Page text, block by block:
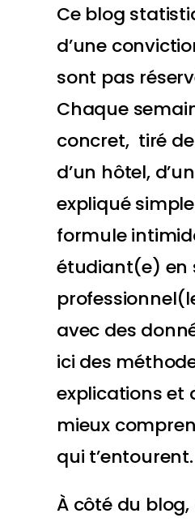
Ce blog
d’une
sont pas
Chaque
concret, tiré
d’un hôtel,
expliqué
formule
étudiant(e) en
avec des
ici des
explications et
mieux
qui t’entourent.
À côté du